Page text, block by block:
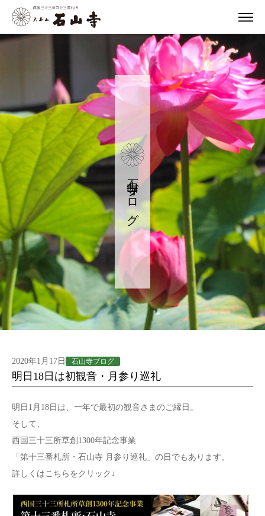
石山寺ブログ
2020年1月17日 石山寺ブログ
明日18日は初観音・月参り巡礼
明日1月18日は、一年で最初の観音さまのご縁日。
そして、
西国三十三所草創1300年記念事業
「第十三番札所・石山寺 月参り巡礼」の日でもあります。
詳しくはこちらをクリック↓